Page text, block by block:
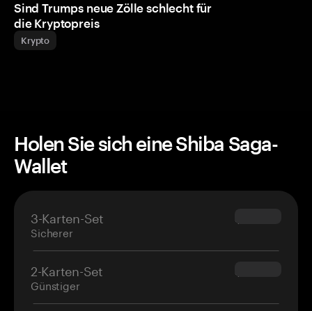
Sind Trumps neue Zölle schlecht für
die Kryptopreis
Krypto
Holen Sie sich eine Shiba Saga-
Wallet
3-Karten-Set
Sicherer
$69.90
2-Karten-Set
Günstiger
$54.90